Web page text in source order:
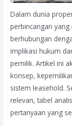
Dalam dunia
perbincangan
berhubungan
implikasi hukum
pemilik. Artikel ini
konsep,
sistem leasehold.
relevan, tabel
pertanyaan yang